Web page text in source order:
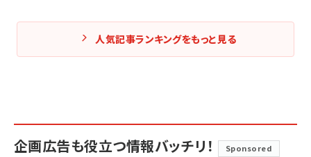
人気記事ランキングをもっと見る
企画広告も役立つ情報バッチリ！ Sponsored